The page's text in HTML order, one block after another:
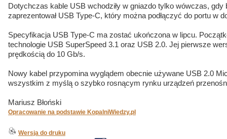
Dotychczas kable USB wchodziły w gniazdo tylko wówczas, gdy
zaprezentował USB Type-C, który można podłączyć do portu w
Specyfikacja USB Type-C ma zostać ukończona w lipcu.
technologie USB SuperSpeed 3.1 oraz USB 2.0. Jej pierwsze
prędkością do 10 Gb/s.
Nowy kabel przypomina wyglądem obecnie używane USB 2.0
wszystkim z myślą o szybko rosnącym rynku urządzeń
Mariusz Błoński
Opracowanie na podstawie KopalniWiedzy.pl
Wersja do druku